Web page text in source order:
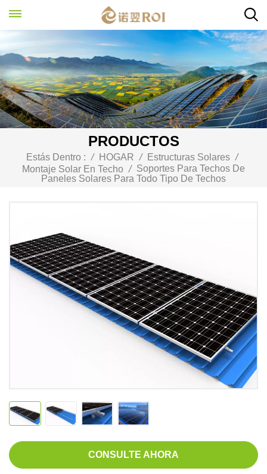
PRODUCTOS
Estás Dentro : / HOGAR / Estructuras Solares /
Montaje Solar En Techo / Soportes Para Techos De
Paneles Solares Para Todo Tipo De Techos
CONSULTE AHORA